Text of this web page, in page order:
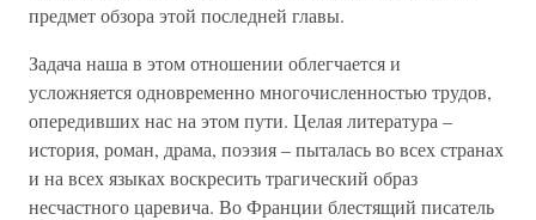
предмет обзора этой последней главы.
Задача наша в этом отношении облегчается и
усложняется одновременно многочисленностью трудов,
опередивших нас на этом пути. Целая литература –
история, роман, драма, поэзия – пыталась во всех странах
и на всех языках воскресить трагический образ
несчастного царевича. Во Франции блестящий писатель